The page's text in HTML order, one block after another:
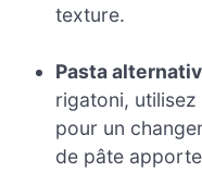
texture.
Pasta
rigatoni,
pour un
de pâte